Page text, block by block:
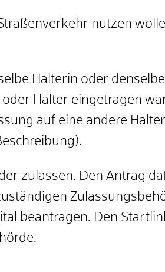
nutzen
Halterin oder
Halter eingetragen
auf eine andere
zulassen. Den Antrag
beantragen. Den